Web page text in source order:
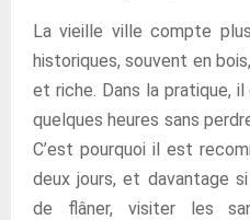
La vieille ville compte
historiques, souvent en
et riche. Dans la pratique,
quelques heures sans
C’est pourquoi il est
deux jours, et davantage
de flâner, visiter les